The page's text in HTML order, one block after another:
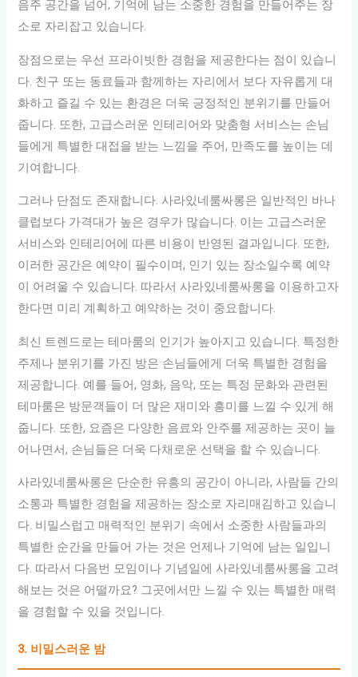
음주 공간을 넘어, 기억에 남는 소중한 경험을 만들어주는 장
소로 자리잡고 있습니다.
장점으로는 우선 프라이빗한 경험을 제공한다는 점이 있습니
다. 친구 또는 동료들과 함께하는 자리에서 보다 자유롭게 대
화하고 즐길 수 있는 환경은 더욱 긍정적인 분위기를 만들어
줍니다. 또한, 고급스러운 인테리어와 맞춤형 서비스는 손님
들에게 특별한 대접을 받는 느낌을 주어, 만족도를 높이는 데
기여합니다.
그러나 단점도 존재합니다. 사라있네룸싸롱은 일반적인 바나
클럽보다 가격대가 높은 경우가 많습니다. 이는 고급스러운
서비스와 인테리어에 따른 비용이 반영된 결과입니다. 또한,
이러한 공간은 예약이 필수이며, 인기 있는 장소일수록 예약
이 어려울 수 있습니다. 따라서 사라있네룸싸롱을 이용하고자
한다면 미리 계획하고 예약하는 것이 중요합니다.
최신 트렌드로는 테마룸의 인기가 높아지고 있습니다. 특정한
주제나 분위기를 가진 방은 손님들에게 더욱 특별한 경험을
제공합니다. 예를 들어, 영화, 음악, 또는 특정 문화와 관련된
테마룸은 방문객들이 더 많은 재미와 흥미를 느낄 수 있게 해
줍니다. 또한, 요즘은 다양한 음료와 안주를 제공하는 곳이 늘
어나면서, 손님들은 더욱 다채로운 선택을 할 수 있습니다.
사라있네룸싸롱은 단순한 유흥의 공간이 아니라, 사람들 간의
소통과 특별한 경험을 제공하는 장소로 자리매김하고 있습니
다. 비밀스럽고 매력적인 분위기 속에서 소중한 사람들과의
특별한 순간을 만들어 가는 것은 언제나 기억에 남는 일입니
다. 따라서 다음번 모임이나 기념일에 사라있네룸싸롱을 고려
해보는 것은 어떨까요? 그곳에서만 느낄 수 있는 특별한 매력
을 경험할 수 있을 것입니다.
3. 비밀스러운 밤